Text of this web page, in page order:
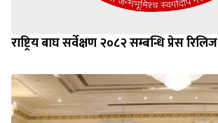
राष्ट्रिय बाघ सर्वेक्षण २०८२ सम्बन्धि प्रेस रिलिज